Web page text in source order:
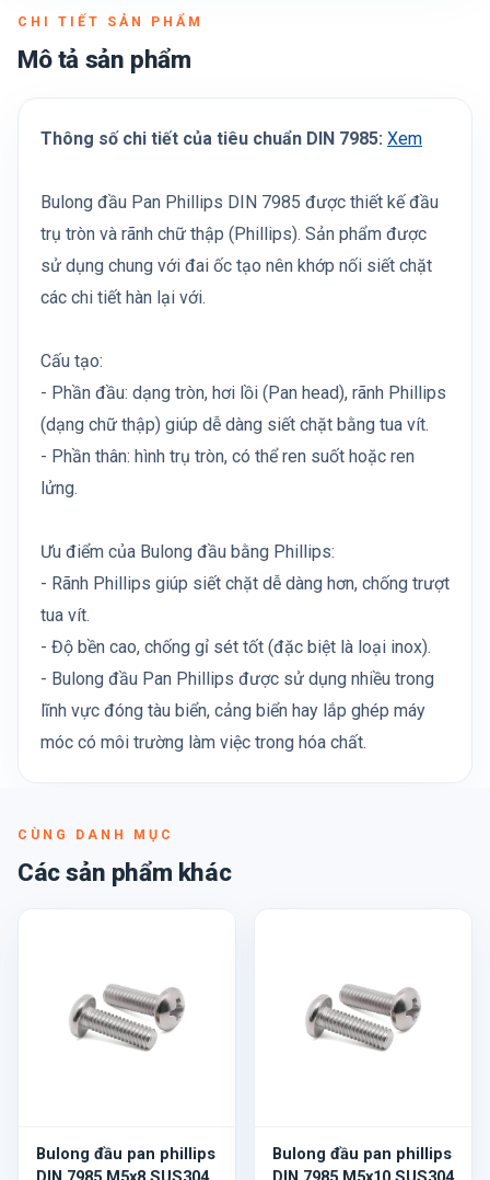
CHI TIẾT SẢN PHẨM
Mô tả sản phẩm
Thông số chi tiết của tiêu chuẩn DIN 7985: Xem
Bulong đầu Pan Phillips DIN 7985 được thiết kế đầu
trụ tròn và rãnh chữ thập (Phillips). Sản phẩm được
sử dụng chung với đai ốc tạo nên khớp nối siết chặt
các chi tiết hàn lại với.
Cấu tạo:
- Phần đầu: dạng tròn, hơi lồi (Pan head), rãnh Phillips
(dạng chữ thập) giúp dễ dàng siết chặt bằng tua vít.
- Phần thân: hình trụ tròn, có thể ren suốt hoặc ren
lửng.
Ưu điểm của Bulong đầu bằng Phillips:
- Rãnh Phillips giúp siết chặt dễ dàng hơn, chống trượt
tua vít.
- Độ bền cao, chống gỉ sét tốt (đặc biệt là loại inox).
- Bulong đầu Pan Phillips được sử dụng nhiều trong
lĩnh vực đóng tàu biển, cảng biển hay lắp ghép máy
móc có môi trường làm việc trong hóa chất.
CÙNG DANH MỤC
Các sản phẩm khác
Bulong đầu pan phillips
Bulong đầu pan phillips